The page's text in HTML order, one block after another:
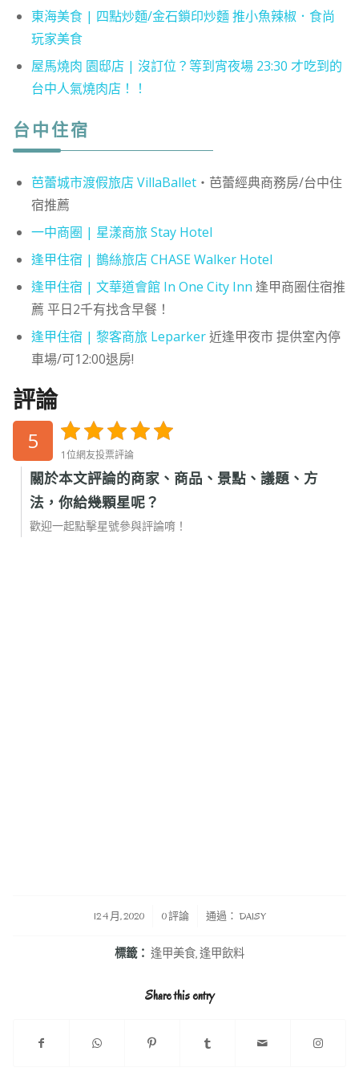
東海美食 | 四點炒麵/金石鎖印炒麵 推小魚辣椒．食尚
玩家美食
屋馬燒肉 園邸店 | 沒訂位？等到宵夜場 23:30 才吃到的
台中人氣燒肉店！！
台中住宿
芭蕾城市渡假旅店 VillaBallet・芭蕾經典商務房/台中住
宿推薦
一中商圈 | 星漾商旅 Stay Hotel
逢甲住宿 | 鵲絲旅店 CHASE Walker Hotel
逢甲住宿 | 文華道會館 In One City Inn 逢甲商圈住宿推
薦 平日2千有找含早餐！
逢甲住宿 | 黎客商旅 Leparker近逢甲夜市 提供室內停
車場/可12:00退房!
評論
5
1位網友投票評論
關於本文評論的商家、商品、景點、議題、方
法，你給幾顆星呢？
歡迎一起點擊星號參與評論唷！
12 4 月, 2020
/ 0 評論 通過： DAISY
標籤： 逢甲美食,逢甲飲料
Share this entry